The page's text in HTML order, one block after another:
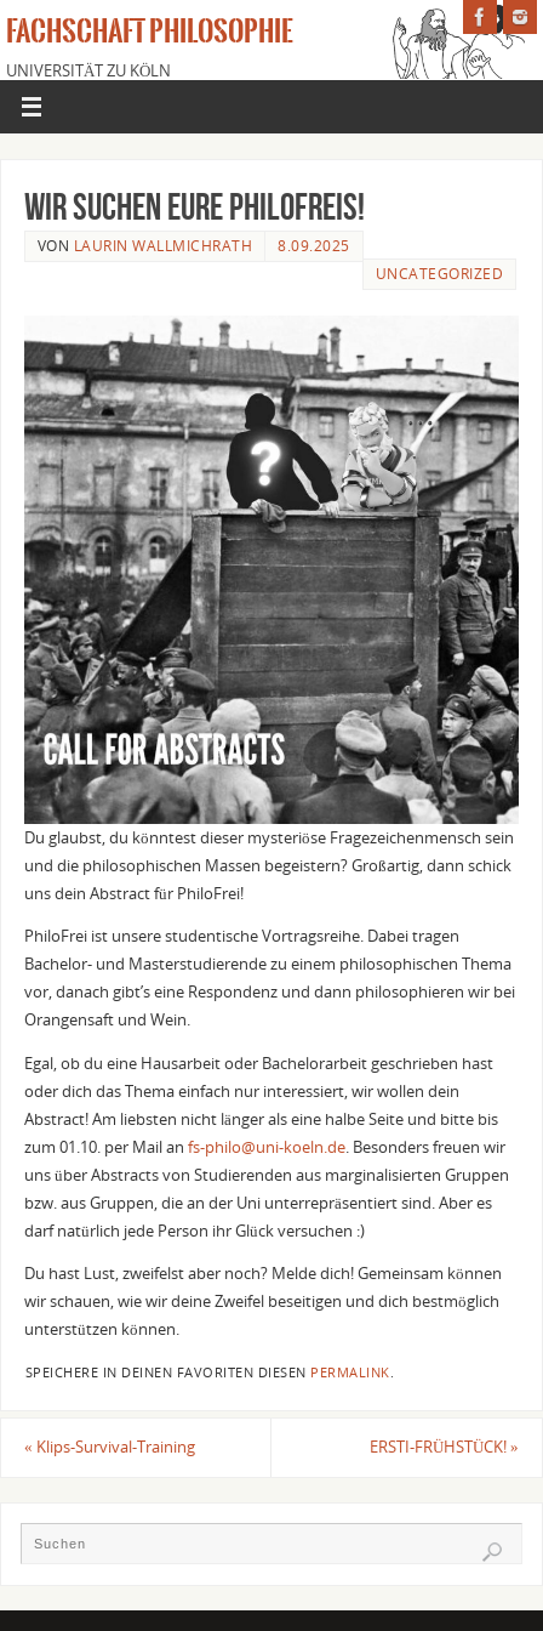
FACHSCHAFT PHILOSOPHIE
UNIVERSITÄT ZU KÖLN
Wir suchen eure PhiloFreis!
VON LAURIN WALLMICHRATH
8.09.2025
UNCATEGORIZED
Du glaubst, du könntest dieser mysteriöse Fragezeichenmensch sein
und die philosophischen Massen begeistern? Großartig, dann schick
uns dein Abstract für PhiloFrei!
PhiloFrei ist unsere studentische Vortragsreihe. Dabei tragen
Bachelor- und Masterstudierende zu einem philosophischen Thema
vor, danach gibt’s eine Respondenz und dann philosophieren wir bei
Orangensaft und Wein.
Egal, ob du eine Hausarbeit oder Bachelorarbeit geschrieben hast
oder dich das Thema einfach nur interessiert, wir wollen dein
Abstract! Am liebsten nicht länger als eine halbe Seite und bitte bis
zum 01.10. per Mail an fs-philo@uni-koeln.de. Besonders freuen wir
uns über Abstracts von Studierenden aus marginalisierten Gruppen
bzw. aus Gruppen, die an der Uni unterrepräsentiert sind. Aber es
darf natürlich jede Person ihr Glück versuchen :)
Du hast Lust, zweifelst aber noch? Melde dich! Gemeinsam können
wir schauen, wie wir deine Zweifel beseitigen und dich bestmöglich
unterstützen können.
SPEICHERE IN DEINEN FAVORITEN DIESEN PERMALINK.
« Klips-Survival-Training ERSTI-FRÜHSTÜCK!»